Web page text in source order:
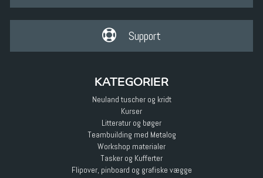
Support
KATEGORIER
Neuland tuscher og kridt
Kurser
Litteratur og bøger
Teambuilding med Metalog
Workshop materialer
Tasker og Kufferter
Flipover, pinboard og grafiske vægge